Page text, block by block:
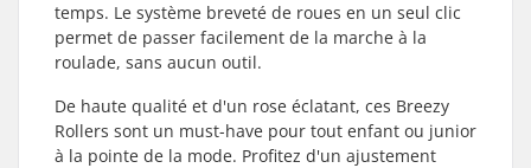
temps. Le système breveté de roues en un seul clic
permet de passer facilement de la marche à la
roulade, sans aucun outil.
De haute qualité et d'un rose éclatant, ces Breezy
Rollers sont un must-have pour tout enfant ou junior
à la pointe de la mode. Profitez d'un ajustement